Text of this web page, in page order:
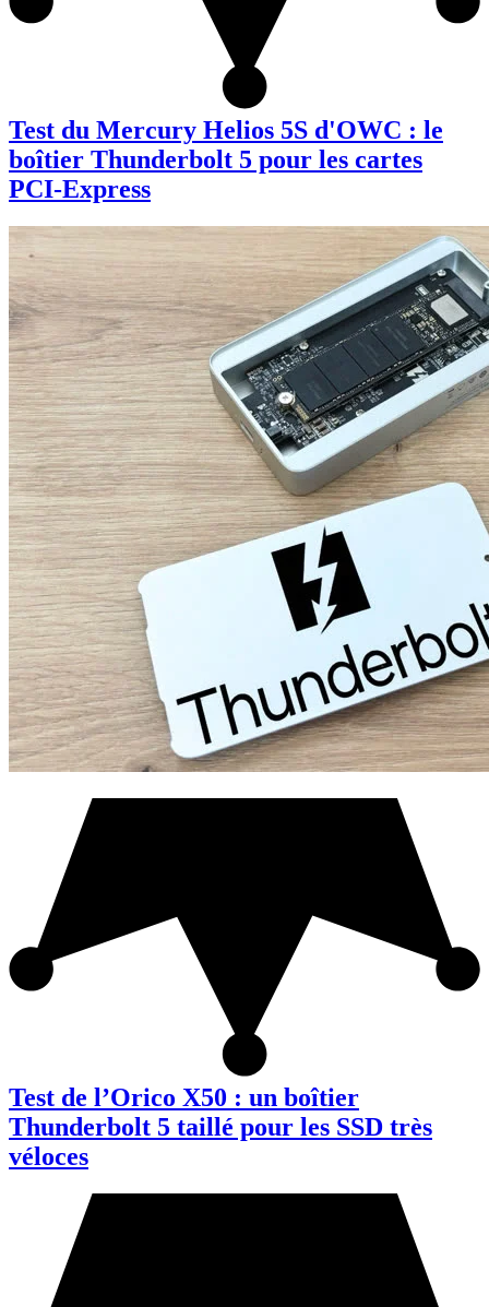
Test du Mercury Helios 5S d'OWC : le
boîtier Thunderbolt 5 pour les cartes
PCI-Express
Test de l’Orico X50 : un boîtier
Thunderbolt 5 taillé pour les SSD très
véloces